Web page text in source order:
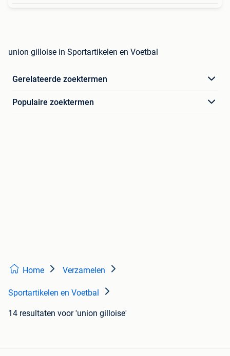
union gilloise in Sportartikelen en Voetbal
Gerelateerde zoektermen
Populaire zoektermen
Home Verzamelen
Sportartikelen en Voetbal
14 resultaten voor 'union gilloise'